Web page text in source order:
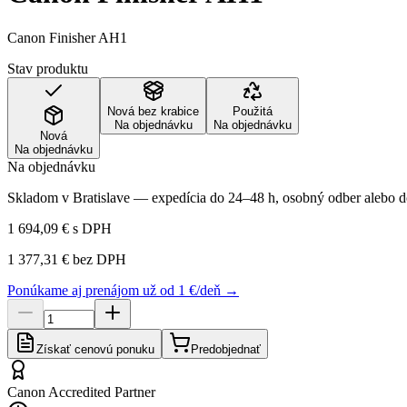
Canon Finisher AH1
Stav produktu
Nová
Na objednávku
Nová bez krabice
Na objednávku
Použitá
Na objednávku
Na objednávku
Skladom v Bratislave — expedícia do 24–48 h, osobný odber alebo
1 694,09 € s DPH
1 377,31 € bez DPH
Ponúkame aj prenájom už od 1 €/deň →
Získať cenovú ponuku Predobjednať
Canon Accredited Partner